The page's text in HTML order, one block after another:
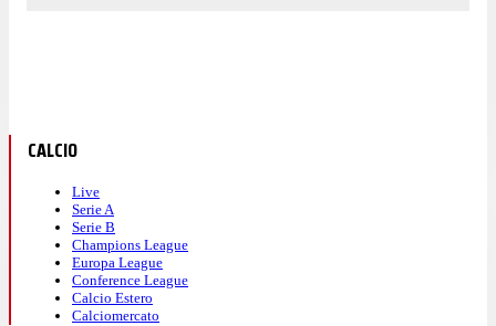
CALCIO
Live
Serie A
Serie B
Champions League
Europa League
Conference League
Calcio Estero
Calciomercato